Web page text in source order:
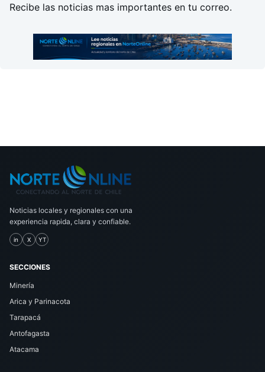
Recibe las noticias mas importantes en tu correo.
Noticias locales y regionales con una
experiencia rapida, clara y confiable.
in X YT
SECCIONES
Minería
Arica y Parinacota
Tarapacá
Antofagasta
Atacama